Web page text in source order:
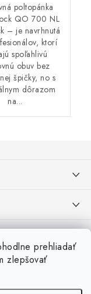
prehliadať
zlepšovať
poltopánka
QO 700 NL
– je navrhnutá
ktorí
spoľahlivú
obuv bez
špičky, no s
dôrazom
na...